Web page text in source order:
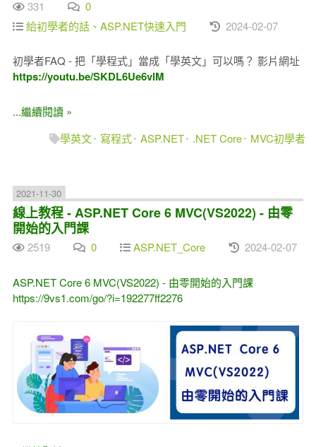
331
0
給初學者的話、ASP.NET快速入門
2024-02-07
初學者FAQ - 把「學程式」當成「學英文」可以嗎？ 影片網址
https://youtu.be/SKDL6Ue6vlM
...繼續閱讀 »
學英文
寫程式 ASP.NET .NET Core MVC初學者
2021-11-30
線上教程 - ASP.NET Core 6 MVC(VS2022) - 由零
開始的入門課
2519 0 ASP.NET_Core 2024-02-07
ASP.NET Core 6 MVC(VS2022) - 由零開始的入門課
https://9vs1.com/go/?i=192277ff2276